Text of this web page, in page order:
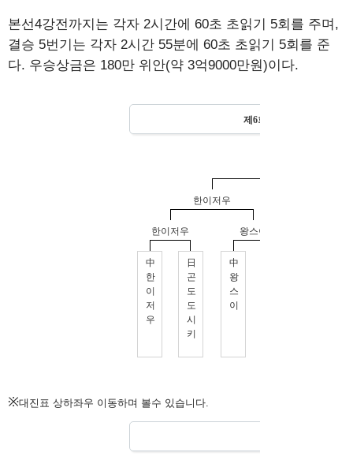
본선4강전까지는 각자 2시간에 60초 초읽기 5회를 주며,
결승 5번기는 각자 2시간 55분에 60초 초읽기 5회를 준
다. 우승상금은 180만 위안(약 3억9000만원)이다.
※대진표 상하좌우 이동하며 볼수 있습니다.